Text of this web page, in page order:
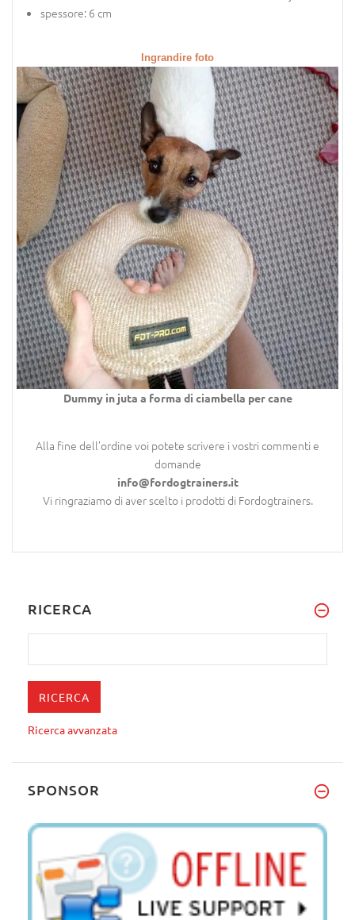
spessore: 6 cm
Ingrandire foto
Dummy in juta a forma di ciambella per cane
Alla fine dell’ordine voi potete scrivere i vostri commenti e
domande
info@fordogtrainers.it
Vi ringraziamo di aver scelto i prodotti di Fordogtrainers.
RICERCA
Ricerca avvanzata
SPONSOR